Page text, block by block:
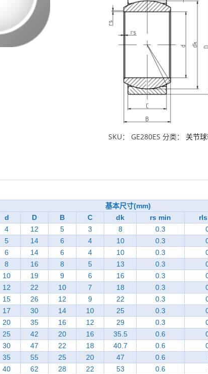
SKU： GE280ES 分类： 关节
基本尺寸(mm)
d D B C dk rs min
4 12 5 3 8 0.3
5 14 6 4 10 0.3
6 14 6 4 10 0.3
8 16 8 5 13 0.3
10 19 9 6 16 0.3
12 22 10 7 18 0.3
15 26 12 9 22 0.3
17 30 14 10 25 0.3
20 35 16 12 29 0.3
25 42 20 16 35.5 0.6
30 47 22 18 40.7 0.6
35 55 25 20 47 0.6
40 62 28 22 53 0.6